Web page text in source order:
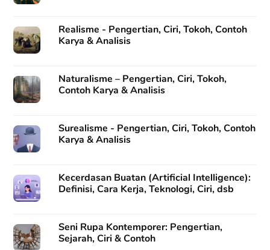
Realisme - Pengertian, Ciri, Tokoh, Contoh
Karya & Analisis
Naturalisme – Pengertian, Ciri, Tokoh,
Contoh Karya & Analisis
Surealisme - Pengertian, Ciri, Tokoh, Contoh
Karya & Analisis
Kecerdasan Buatan (Artificial Intelligence):
Definisi, Cara Kerja, Teknologi, Ciri, dsb
Seni Rupa Kontemporer: Pengertian,
Sejarah, Ciri & Contoh